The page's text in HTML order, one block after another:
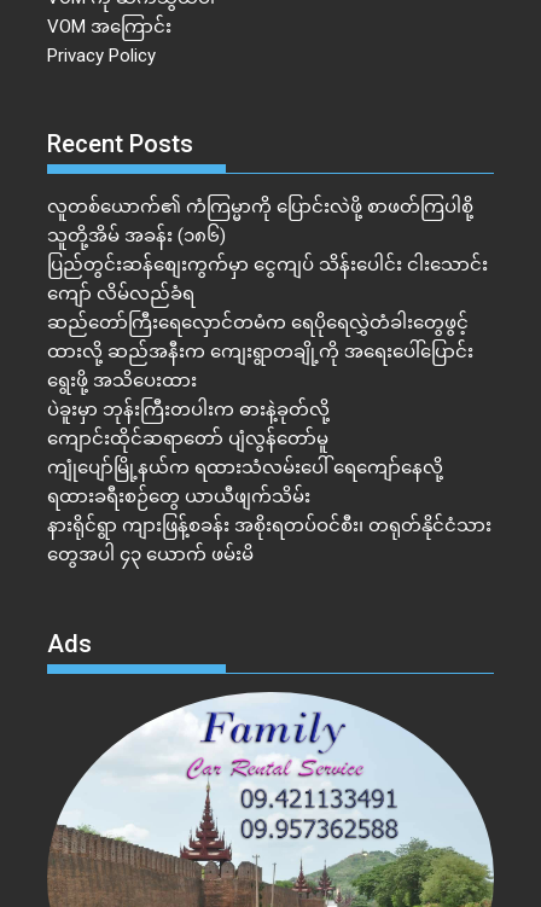
VOM အကြောင်း
Privacy Policy
Recent Posts
လူတစ်ယောက်၏ ကံကြမ္မာကို ပြောင်းလဲဖို့ စာဖတ်ကြပါစို့
သူတို့အိမ် အခန်း (၁၈၆)
ပြည်တွင်းဆန်စျေးကွက်မှာ ငွေကျပ် သိန်းပေါင်း ငါး​သောင်း
ကျော် လိမ်လည်ခံရ
ဆည်တော်ကြီးရေလှောင်တမံက ရေပိုရေလွှဲတံခါးတွေဖွင့်
ထားလို့ ဆည်အနီးက ကျေးရွာတချို့ကို အရေးပေါ်ပြောင်း
ရွေးဖို့ အသိပေးထား
ပဲခူးမှာ ဘုန်းကြီးတပါးက ဓားနဲ့ခုတ်လို့
ကျောင်းထိုင်ဆရာတော် ပျံလွန်တော်မူ
ကျုံပျော်မြို့နယ်က ရထားသံလမ်းပေါ် ရေကျော်နေလို့
ရထားခရီးစဉ်တွေ ယာယီဖျက်သိမ်း
နားရိုင်ရွာ ကျားဖြန့်စခန်း အစိုးရတပ်ဝင်စီး၊ တရုတ်နိုင်ငံသား
တွေအပါ ၄၃ ယောက် ဖမ်းမိ
Ads